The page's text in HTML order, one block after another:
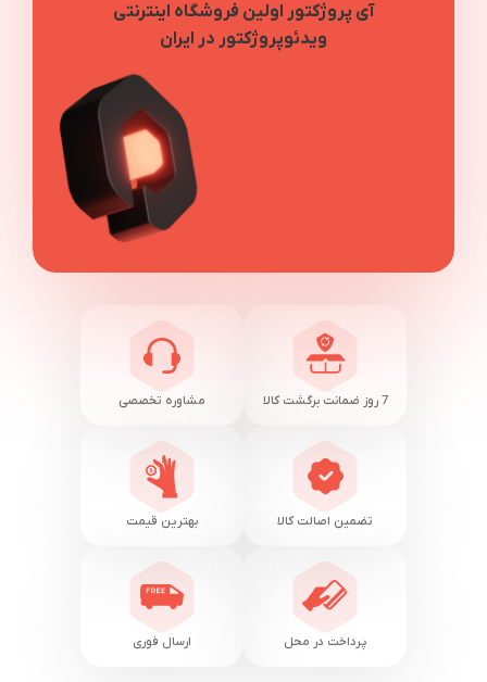
آی پروژکتور اولین فروشگاه اینترنتی
ویدئوپروژکتور در ایران
7 روز ضمانت برگشت کالا مشاوره تخصصی
تضمین اصالت کالا بهترین قیمت
پرداخت در محل ارسال فوری